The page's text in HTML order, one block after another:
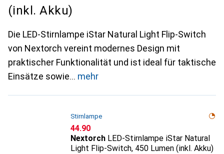
(inkl. Akku)
Die LED-Stirnlampe iStar Natural Light Flip-Switch
von Nextorch vereint modernes Design mit
praktischer Funktionalität und ist ideal für taktische
Einsätze sowie
mehr
Stirnlampe
CHF
44.90
Nextorch LED-Stirnlampe iStar Natural
Light Flip-Switch, 450 Lumen (inkl. Akku)